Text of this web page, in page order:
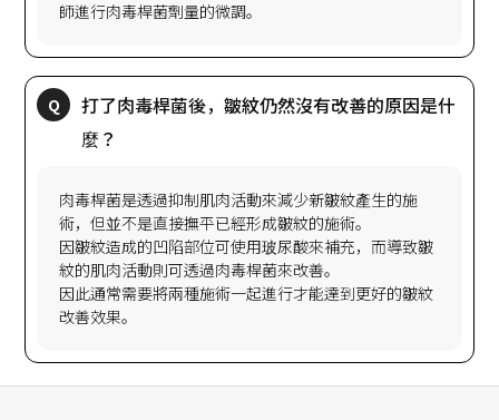
打了肉毒桿菌後，皺紋仍然沒有改善的原因是什
肉毒桿菌是透過抑制肌肉活動來減少新皺紋產生的施
術，但並不是直接撫平已經形成皺紋的施術。
因皺紋造成的凹陷部位可使用玻尿酸來補充，而導致皺
紋的肌肉活動則可透過肉毒桿菌來改善。
因此通常需要將兩種施術一起進行才能達到更好的皺紋